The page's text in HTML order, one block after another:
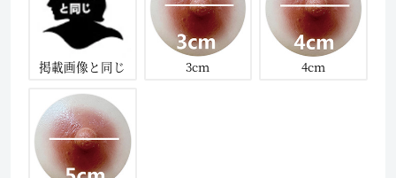
掲載画像と同じ 3cm 4cm